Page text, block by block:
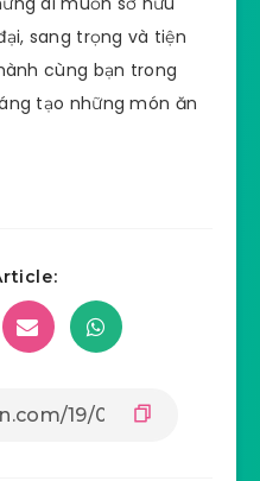
sang trọng và tiện
cùng bạn trong
tạo những món ăn